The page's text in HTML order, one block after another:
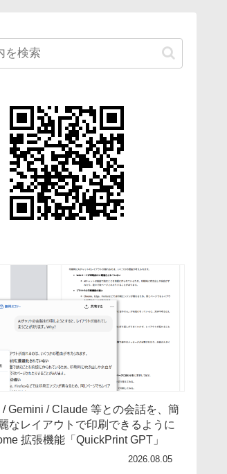
Gemini / Claude 等との会話を、簡
なレイアウトで印刷できるように
拡張機能「QuickPrint GPT」
2026.08.05